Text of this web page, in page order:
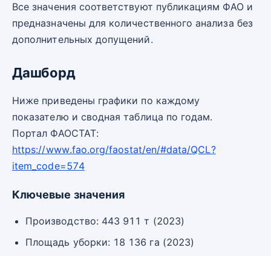
Все значения соответствуют публикациям ФАО и
предназначены для количественного анализа без
дополнительных допущений.
Дашборд
Ниже приведены графики по каждому
показателю и сводная таблица по годам.
Портал ФАОСТАТ:
https://www.fao.org/faostat/en/#data/QCL?
item_code=574
Ключевые значения
Производство: 443 911 т (2023)
Площадь уборки: 18 136 га (2023)